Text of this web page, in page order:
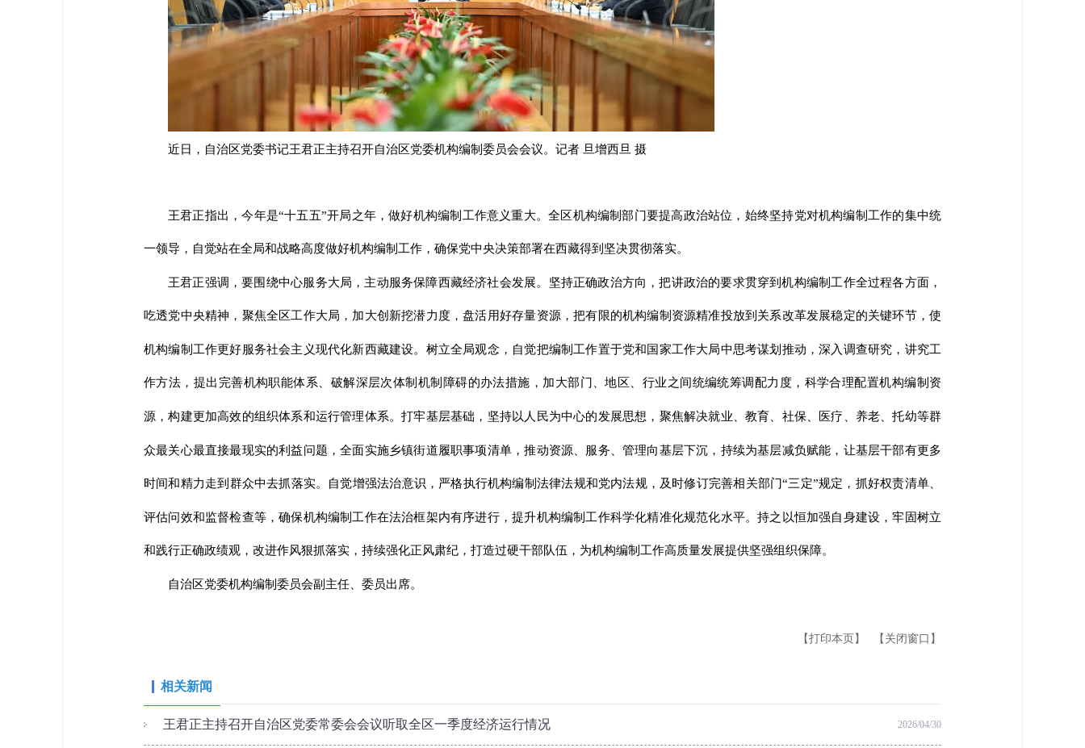
近日，自治区党委书记王君正主持召开自治区党委机构编制委员会会议。记者 旦增西旦 摄
王君正指出，今年是“十五五”开局之年，做好机构编制工作意义重大。全区机构编制部门要提高政治站位，始终坚持党对机构编制工作的集中统
一领导，自觉站在全局和战略高度做好机构编制工作，确保党中央决策部署在西藏得到坚决贯彻落实。
王君正强调，要围绕中心服务大局，主动服务保障西藏经济社会发展。坚持正确政治方向，把讲政治的要求贯穿到机构编制工作全过程各方面，
吃透党中央精神，聚焦全区工作大局，加大创新挖潜力度，盘活用好存量资源，把有限的机构编制资源精准投放到关系改革发展稳定的关键环节，使
机构编制工作更好服务社会主义现代化新西藏建设。树立全局观念，自觉把编制工作置于党和国家工作大局中思考谋划推动，深入调查研究，讲究工
作方法，提出完善机构职能体系、破解深层次体制机制障碍的办法措施，加大部门、地区、行业之间统编统筹调配力度，科学合理配置机构编制资
源，构建更加高效的组织体系和运行管理体系。打牢基层基础，坚持以人民为中心的发展思想，聚焦解决就业、教育、社保、医疗、养老、托幼等群
众最关心最直接最现实的利益问题，全面实施乡镇街道履职事项清单，推动资源、服务、管理向基层下沉，持续为基层减负赋能，让基层干部有更多
时间和精力走到群众中去抓落实。自觉增强法治意识，严格执行机构编制法律法规和党内法规，及时修订完善相关部门“三定”规定，抓好权责清单、
评估问效和监督检查等，确保机构编制工作在法治框架内有序进行，提升机构编制工作科学化精准化规范化水平。持之以恒加强自身建设，牢固树立
和践行正确政绩观，改进作风狠抓落实，持续强化正风肃纪，打造过硬干部队伍，为机构编制工作高质量发展提供坚强组织保障。
自治区党委机构编制委员会副主任、委员出席。
【打印本页】 【关闭窗口】
相关新闻
王君正主持召开自治区党委常委会会议听取全区一季度经济运行情况 2026/04/30